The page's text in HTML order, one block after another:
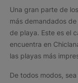
Una gran parte de
más demandados
de playa. Este es el
encuentra en
las playas más
De todos modos,